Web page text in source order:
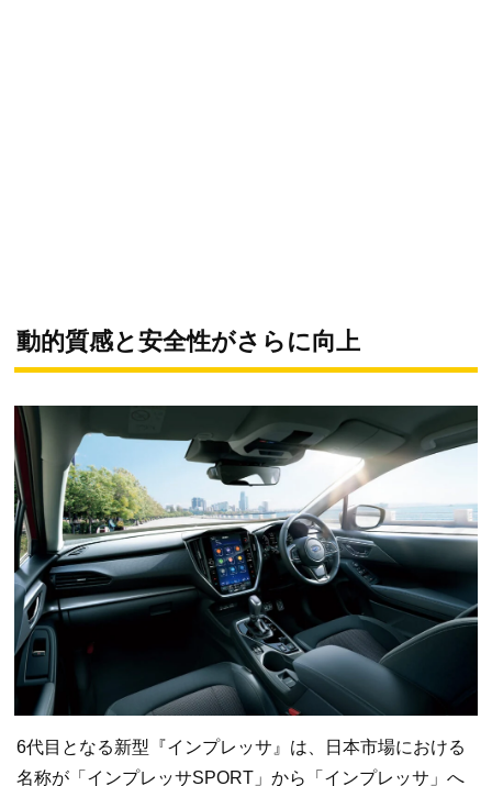
動的質感と安全性がさらに向上
6代目となる新型『インプレッサ』は、日本市場における
名称が「インプレッサSPORT」から「インプレッサ」へ